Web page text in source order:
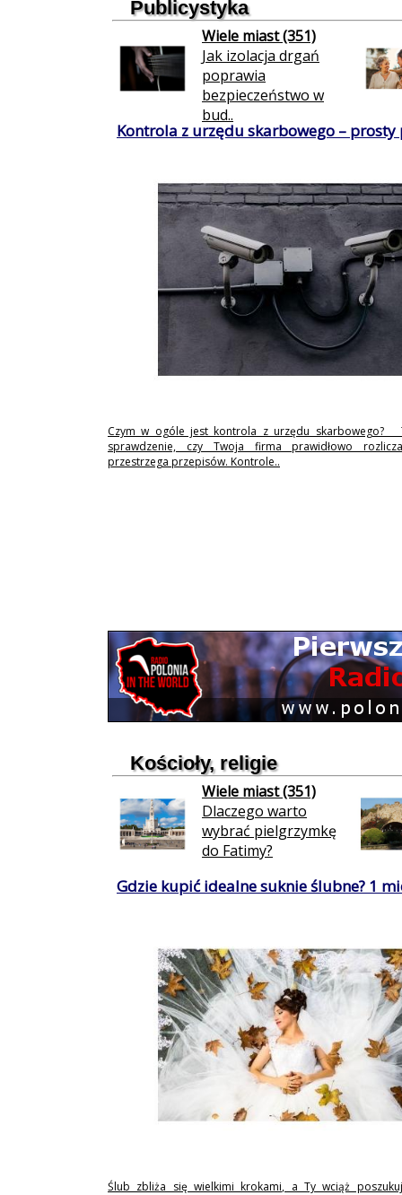
Publicystyka
Wiele miast (351)
Jak izolacja drgań
poprawia
bezpieczeństwo w
bud..
Kontrola z urzędu skarbowego –
Czym w ogóle jest kontrola z urzędu skarbowego?
sprawdzenie, czy Twoja firma prawidłowo
przestrzega przepisów. Kontrole..
Kościoły, religie
Wiele miast (351)
Dlaczego warto
wybrać pielgrzymkę
do Fatimy?
Gdzie kupić idealne suknie ślubne? 1
Ślub zbliża się wielkimi krokami, a Ty wciąż